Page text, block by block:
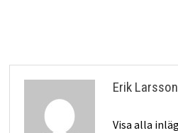
Erik Larsson
Visa alla